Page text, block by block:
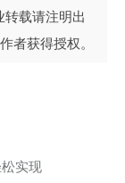
转载请注明出
者获得授权。
实现